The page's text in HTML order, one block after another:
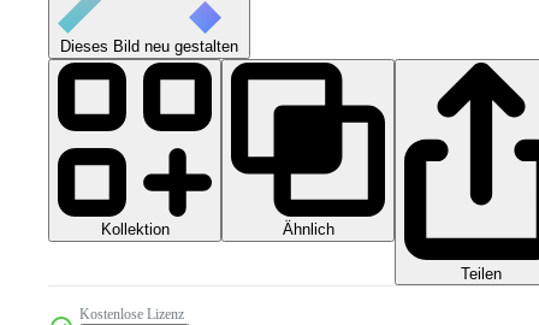
Dieses Bild neu gestalten
Kollektion Ähnlich
Teilen
Kostenlose Lizenz